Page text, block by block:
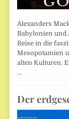
Alexanders
Babylonien und
Reise in die
Mesopotamien
alten Kulturen.
…
Der